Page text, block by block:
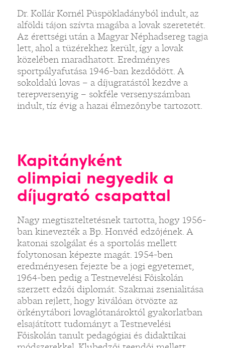
Dr. Kollár Kornél Püspökladányból indult, az
alföldi tájon szívta magába a lovak szeretetét.
Az érettségi után a Magyar Néphadsereg tagja
lett, ahol a tüzérekhez került, így a lovak
közelében maradhatott. Eredményes
sportpályafutása 1946-ban kezdődött. A
sokoldalú lovas – a díjugratástól kezdve a
terepversenyig – sokféle versenyszámban
indult, tíz évig a hazai élmezőnybe tartozott.
Kapitányként
olimpiai negyedik a
díjugrató csapattal
Nagy megtiszteltetésnek tartotta, hogy 1956-
ban kinevezték a Bp. Honvéd edzőjének. A
katonai szolgálat és a sportolás mellett
folytonosan képezte magát. 1954-ben
eredményesen fejezte be a jogi egyetemet,
1964-ben pedig a Testnevelési Főiskolán
szerzett edzői diplomát. Szakmai zsenialitása
abban rejlett, hogy kiválóan ötvözte az
örkénytábori lovaglótanároktól gyakorlatban
elsajátított tudományt a Testnevelési
Főiskolán tanult pedagógiai és didaktikai